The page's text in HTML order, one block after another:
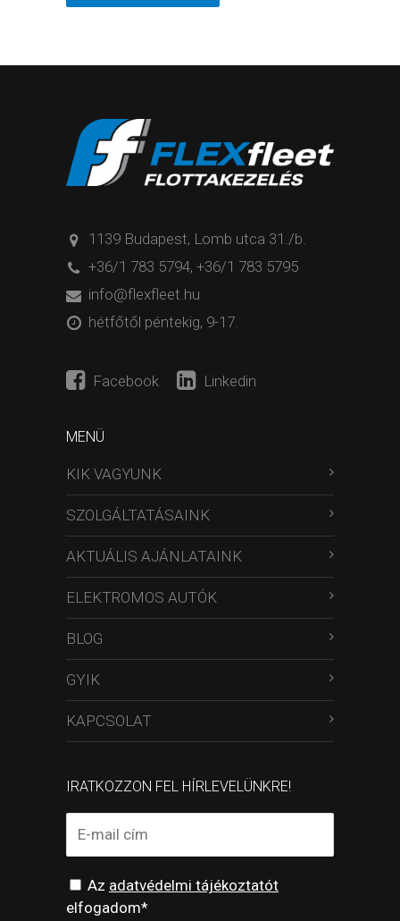
1139 Budapest, Lomb utca 31./b.
+36/1 783 5794, +36/1 783 5795
info@flexfleet.hu
hétfőtől péntekig, 9-17.
Facebook Linkedin
MENÜ
KIK VAGYUNK
SZOLGÁLTATÁSAINK
AKTUÁLIS AJÁNLATAINK
ELEKTROMOS AUTÓK
BLOG
GYIK
KAPCSOLAT
IRATKOZZON FEL HÍRLEVELÜNKRE!
Az adatvédelmi tájékoztatót
elfogadom*